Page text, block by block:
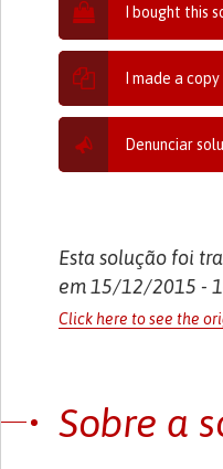
I bought this
I made a
Denunciar
Esta solução foi
em 15/12/2015 -
Click here to see the
Sobre a